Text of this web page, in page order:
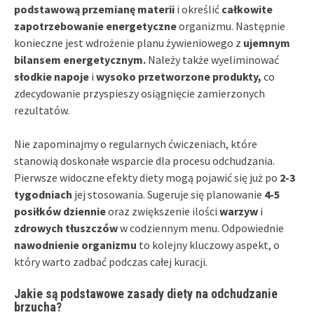
podstawową przemianę materii i określić całkowite
zapotrzebowanie energetyczneorganizmu. Następnie
konieczne jest wdrożenie planu żywieniowego z ujemnym
bilansem energetycznym. Należy także wyeliminować
słodkie napoje i wysoko przetworzone produkty, co
zdecydowanie przyspieszy osiągnięcie zamierzonych
rezultatów.
Nie zapominajmy o regularnych ćwiczeniach, które
stanowią doskonałe wsparcie dla procesu odchudzania.
Pierwsze widoczne efekty diety mogą pojawić się już po 2-3
tygodniach jej stosowania. Sugeruje się planowanie 4-5
posiłków dziennieoraz zwiększenie ilości warzyw i
zdrowych tłuszczóww codziennym menu. Odpowiednie
nawodnienie organizmu to kolejny kluczowy aspekt, o
który warto zadbać podczas całej kuracji.
Jakie są podstawowe zasady diety na odchudzanie
brzucha?